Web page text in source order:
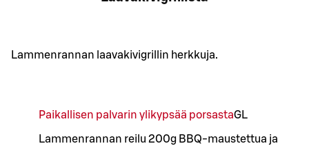
Lammenrannan laavakivigrillin herkkuja.
Paikallisen palvarin ylikypsää porsastaGL
Lammenrannan reilu 200g BBQ-maustettua ja